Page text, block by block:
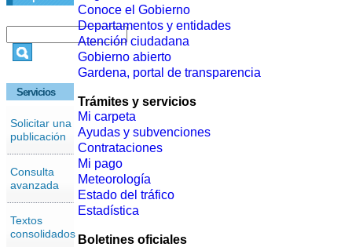
Servicios
Solicitar una
publicación
Consulta
avanzada
Textos
consolidados
Conoce el Gobierno
Departamentos y entidades
Atención ciudadana
Gobierno abierto
Gardena, portal de transparencia
Trámites y servicios
Mi carpeta
Ayudas y subvenciones
Contrataciones
Mi pago
Meteorología
Estado del tráfico
Estadística
Boletines oficiales